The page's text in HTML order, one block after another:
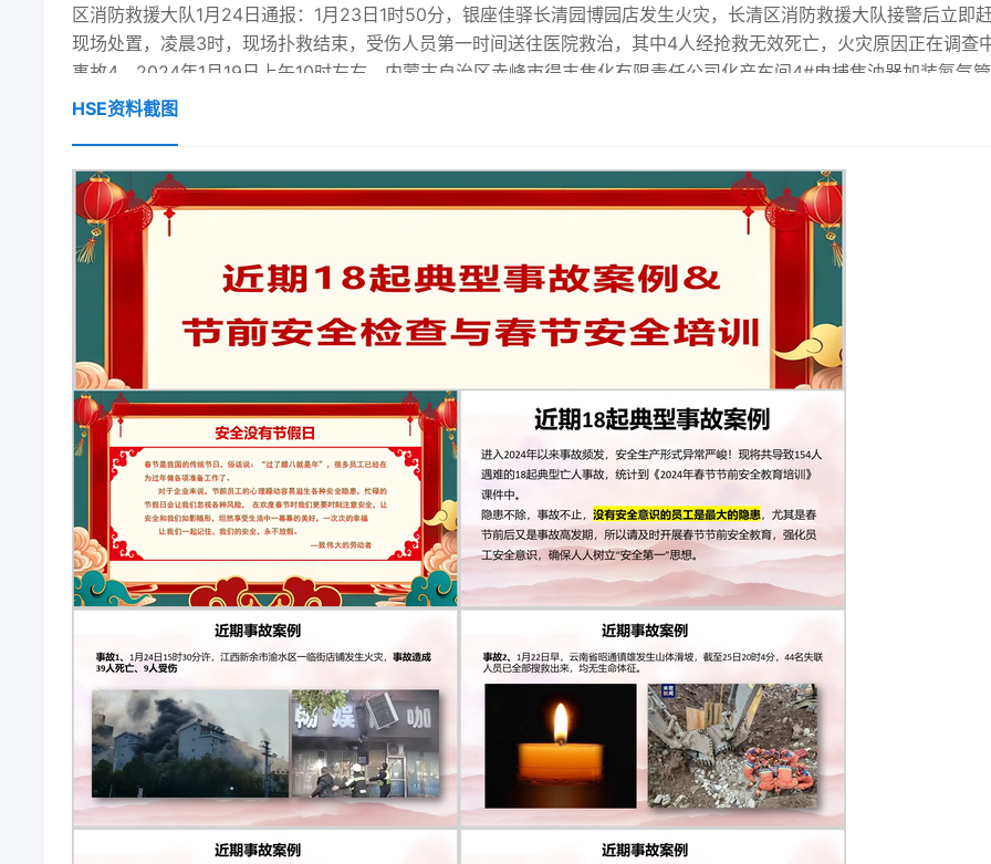
区消防救援大队1月24日通报：1月23日1时50分，银座佳驿长清园博园店发生火灾，长清区消防救援大队接警后立即
现场处置，凌晨3时，现场扑救结束，受伤人员第一时间送往医院救治，其中4人经抢救无效死亡，火灾原因正在调查
事故4、2024年1月19日上午10时左右，内蒙古自治区赤峰市得丰焦化有限责任公司化产车间4#电捕焦油器加装氮气
时发生闪爆，造成3人死亡。 事故5、2024年1月20日晚19时左右，山东一废旧厂房爆炸起火，造成1人死亡、1人轻微
19日23时00分，河南省南阳市方城县119指挥中心接报警，独树镇砚山铺村英才学校一宿舍发生火灾。方城县消防救援
队组织救援力量迅速到达现场，23时38分现场明火被扑灭。事故造成13人遇难，1人受伤，伤者正在医院救治，目前生
体征稳定。近期事故案例事故7、1月20日江苏常州金属粉尘爆炸，8死8伤！ 据@新华社消息，1月20日常州市武进区应
急管理局发布消息，1月20日3时38分，位于武进区南夏墅街道的常州燊荣金属科技有限公司生产车间发生粉尘爆炸，共
湖南隆回2名工人在安装广告牌时不幸从7楼坠落，送医后经抢救无效死亡 。 事故9：1月12日14时55分许，河南平顶山
安煤业股份有限公司十二矿发生一起煤与瓦斯突出事故。1月15日，平顶山天安煤业股份有限公司董事会发布公告称，截
至目前，经全力搜救、核实，事故确定16人遇难，失联人员仍在全力搜救中，抢险救援仍在紧张进行中。 事故10：1月
日上午9时许，位于厦门市海沧区的厦门金达威维生素有限公司厂内污水处理池空间发生一起闪爆事件。经初步调查，系
该公司在污水处理池上方施工安装遮阳棚过程中突发池内空间可燃气体闪爆，导致污水处理池及上方遮阳棚坍塌。事故
成现场施工人员3人死亡，3人受伤送医救治。事故具体原因正在进一步调查中。 近期事故案例事故11：2024年首起有
空间事故！广东佛山3名工人井下清淤疑因吸入不明气体出事故，已致1人死亡，2人受伤。 事故12：1月6日陕西省榆林
定边县郝滩镇集镇南巷发生一起疑似因使用煤炭炉取暖中毒事件造成4人死亡。 事故13：2024年1月5日凌晨2时许，广
百色平果市马头镇新港路39号民房发生火灾。4人受伤被送医救治，经医院反馈，3人抢救无效死亡，1人受重伤已脱离
命危险。 事故14：1死2伤！1月4日，河南省洛阳市伊川县河滨街道一家馒头店发生气体中毒事故，造成1人死亡、2人受
伤。据现场目击者称，疑似为一氧化碳中毒。近期事故案例事故15： 1月2日，湖南省道530线荷花街道建新村路段发生
起交通事故，导致4人死亡、7人受伤。目前，事故原因在进一步调查中。 事故16：1月1日11时54分许，大同市新荣区新
荣镇前井沟村发生两车相撞的交通事故，导致5人死亡。 事故17：1月1日，江西铜业股份有限公司武山铜矿地下开采发
车辆伤害事故，造成1人死亡。江西省应急管理厅决定撤销江西铜业股份有限公司武山铜矿地下矿山二级安全生产标准化
等级。 事故18：1月19日，广东揭阳一村民自建房发生电梯坠落事故，事故造成包括房东在内的2人不幸遇难，另有2人
伤 事故没有如果 只有血淋淋的结果 任何工作 安全第一 莫把生命当儿戏安全没有节假日惨烈的现场，冰冷的数字！鲜活
的生命在痛苦的挣扎中戛然而止，无数的家庭支离破碎。生命至高无上，安全责任为天。事故无疑是一场噩梦般的灾难
但对于那些在事故中失去亲人的家庭来说，事故仅仅是灾难的开始。 2024，我们一定要好好的！从你我做起：传递一
安全信息，传播一个安全知识，排查一处事故隐患，拒绝一次违章指挥，纠正一次违章作业...... 下面我们一起来学习节
HSE资料截图